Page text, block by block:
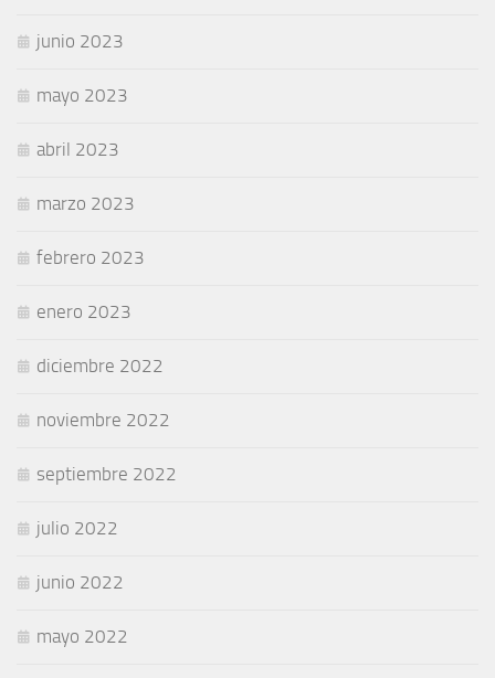
junio 2023
mayo 2023
abril 2023
marzo 2023
febrero 2023
enero 2023
diciembre 2022
noviembre 2022
septiembre 2022
julio 2022
junio 2022
mayo 2022